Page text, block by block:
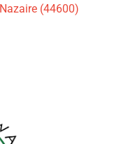
Nazaire (44600)